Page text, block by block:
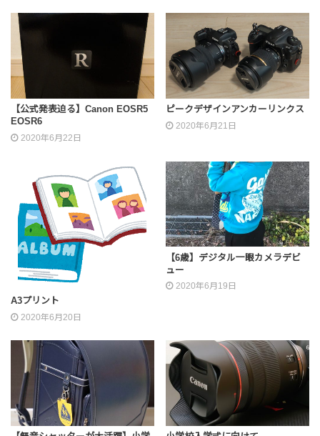
【公式発表迫る】Canon EOSR5
EOSR6
2020年6月22日
ピークデザインアンカーリンクス
2020年6月21日
A3プリント
2020年6月20日
【6歳】デジタル一眼カメラデビ
ュー
2020年6月19日